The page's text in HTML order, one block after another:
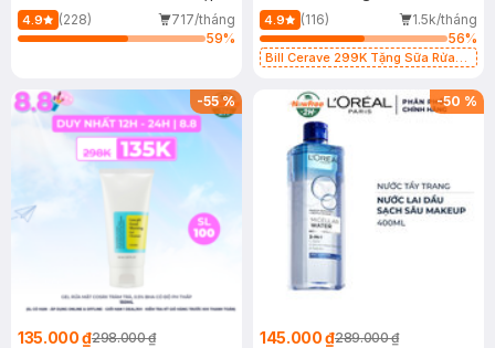
500ml
4.9 (228)
717/tháng
59%
473ml
4.9 (116)
1.5k/tháng
56%
Bill Cerave 299K Tặng Sữa Rửa
-55%
135.000 ₫298.000 ₫
-50 %
145.000 ₫289.000 ₫